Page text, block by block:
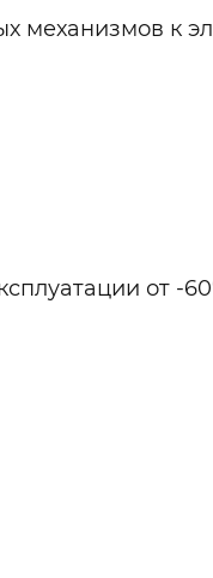
механизмов к
от -